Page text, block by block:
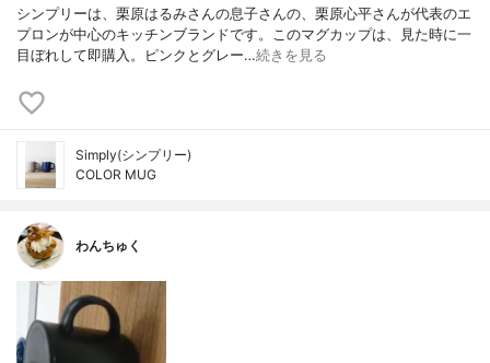
シンプリーは、栗原はるみさんの息子さんの、栗原心平さんが代表のエ
プロンが中心のキッチンブランドです。このマグカップは、見た時に一
目ぼれして即購入。ピンクとグレー…続きを見る
Simply(シンプリー)
COLOR MUG
わんちゅく